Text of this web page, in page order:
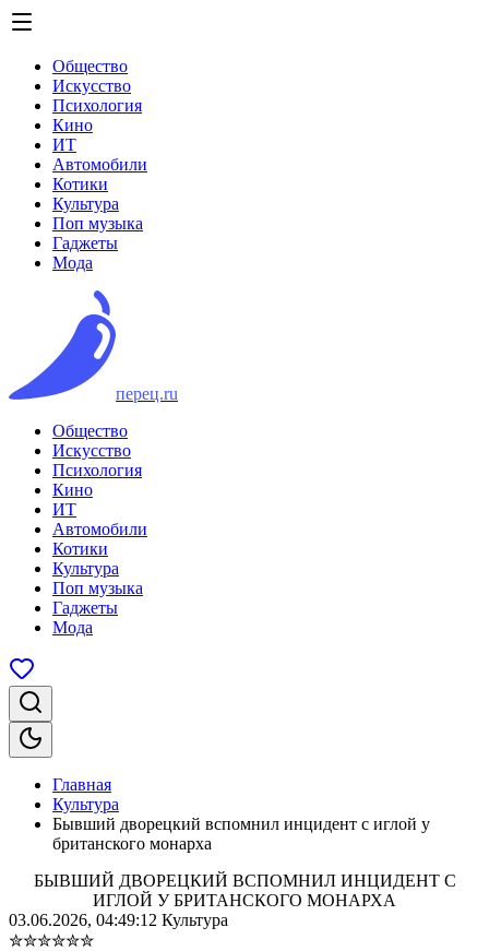
Общество
Искусство
Психология
Кино
ИТ
Автомобили
Котики
Культура
Поп музыка
Гаджеты
Мода
перец.ru
Общество
Искусство
Психология
Кино
ИТ
Автомобили
Котики
Культура
Поп музыка
Гаджеты
Мода
Главная
Культура
Бывший дворецкий вспомнил инцидент с иглой у
британского монарха
БЫВШИЙ ДВОРЕЦКИЙ ВСПОМНИЛ ИНЦИДЕНТ С
ИГЛОЙ У БРИТАНСКОГО МОНАРХА
03.06.2026, 04:49:12 Культура
✮✮✮✮✮✮